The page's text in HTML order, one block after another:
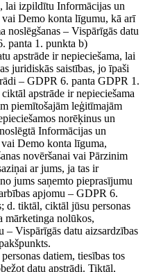
lai izpildītu Informācijas un
Demo konta līgumu, kā arī
noslēgšanas – Vispārīgās datu
panta 1. punkta b)
apstrāde ir nepieciešama, lai
juridiskās saistības, jo īpaši
– GDPR 6. panta GDPR 1.
apstrāde ir nepieciešama
piemītošajām leģitīmajām
norēķinus un
Informācijas un
Demo konta līguma,
novēršanai vai Pārzinim
ar jums, ja tas ir
jums saņemto pieprasījumu
apjomu – GDPR 6.
d. tiktāl, ciktāl jūsu personas
mārketinga nolūkos,
– Vispārīgās datu aizsardzības
datiem, tiesības tos
datu apstrādi. Tiktāl,